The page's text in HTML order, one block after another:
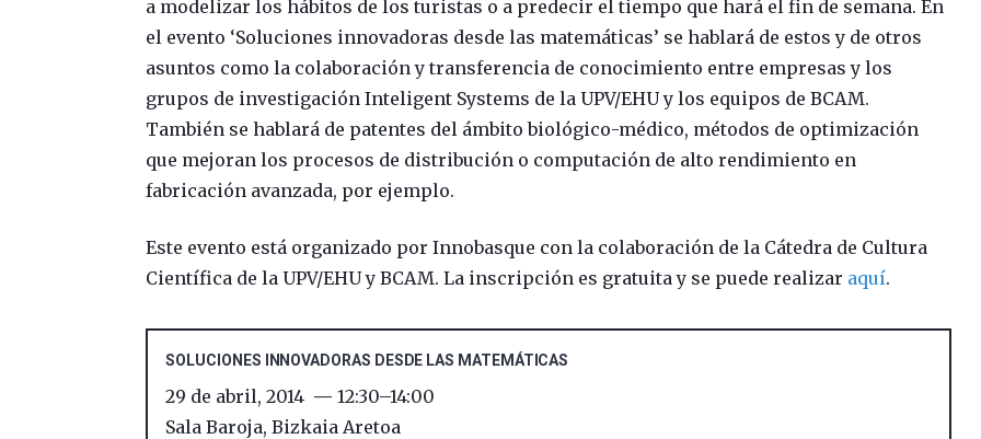
a modelizar los hábitos de los turistas o a predecir el tiempo que hará el fin de semana. En
el evento ‘Soluciones innovadoras desde las matemáticas’ se hablará de estos y de otros
asuntos como la colaboración y transferencia de conocimiento entre empresas y los
grupos de investigación Inteligent Systems de la UPV/EHU y los equipos de BCAM.
También se hablará de patentes del ámbito biológico-médico, métodos de optimización
que mejoran los procesos de distribución o computación de alto rendimiento en
fabricación avanzada, por ejemplo.
Este evento está organizado por Innobasque con la colaboración de la Cátedra de Cultura
Científica de la UPV/EHU y BCAM. La inscripción es gratuita y se puede realizar aquí.
SOLUCIONES INNOVADORAS DESDE LAS MATEMÁTICAS
29 de abril, 2014 12:30–14:00
Sala Baroja, Bizkaia Aretoa